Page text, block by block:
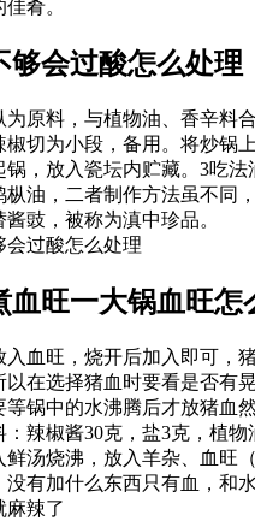
肴。
够会过酸怎么处理
原料，与植物油、香辛料
椒切为小段，备用。将炒锅
，放入瓷坛内贮藏。3吃
油，二者制作方法虽不同
豉，被称为滇中珍品。
会过酸怎么处理
血旺一大锅血旺
血旺，烧开后加入即可，
在选择猪血时要看是否有
锅中的水沸腾后才放猪血
：辣椒酱30克，盐3克，植
汤烧沸，放入羊杂、血旺
有加什么东西只有血，和
麻辣了